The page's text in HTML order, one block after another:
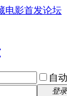
电影首发论坛
自
登录